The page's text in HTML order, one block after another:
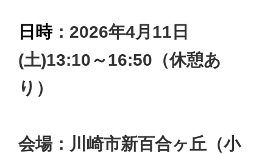
日時：2026年4月11日
(土)13:10～16:50（休憩あ
り）
会場：川崎市新百合ヶ丘（小